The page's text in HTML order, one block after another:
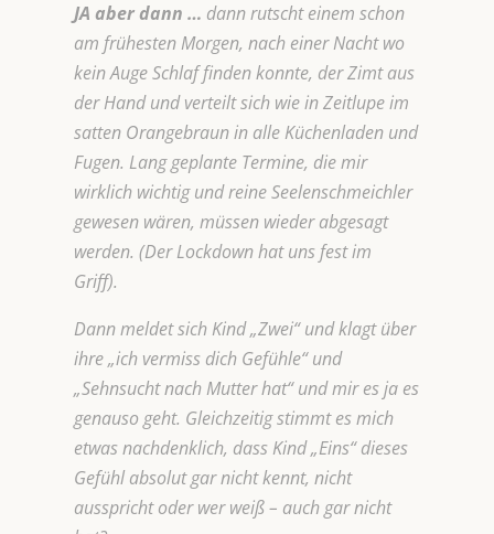
JA aber dann … dann rutscht einem schon
am frühesten Morgen, nach einer Nacht wo
kein Auge Schlaf finden konnte, der Zimt aus
der Hand und verteilt sich wie in Zeitlupe im
satten Orangebraun in alle Küchenladen und
Fugen. Lang geplante Termine, die mir
wirklich wichtig und reine Seelenschmeichler
gewesen wären, müssen wieder abgesagt
werden. (Der Lockdown hat uns fest im
Griff).
Dann meldet sich Kind „Zwei“ und klagt über
ihre „ich vermiss dich Gefühle“ und
„Sehnsucht nach Mutter hat“ und mir es ja es
genauso geht. Gleichzeitig stimmt es mich
etwas nachdenklich, dass Kind „Eins“ dieses
Gefühl absolut gar nicht kennt, nicht
ausspricht oder wer weiß – auch gar nicht